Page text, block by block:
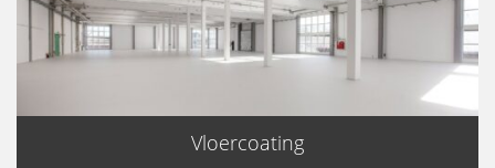
Vloercoating